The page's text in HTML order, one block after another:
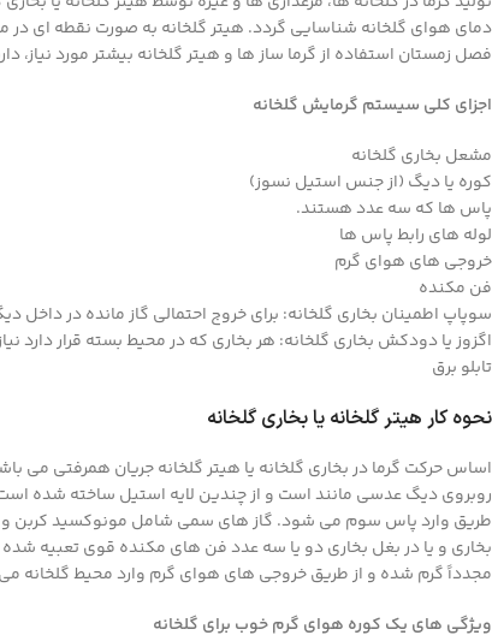
دمای هوای گلخانه شناسایی گردد. هیتر گلخانه به صورت نقطه ای
فصل زمستان استفاده از گرما ساز ها و هیتر گلخانه بیشتر مورد
اجزای کلی سیستم گرمایش گلخانه
مشعل بخاری گلخانه
کوره یا دیگ (از جنس استیل نسوز)
پاس ها که سه عدد هستند.
لوله های رابط پاس ها
خروجی های هوای گرم
فن مکنده
سوپاپ اطمینان بخاری گلخانه: برای خروج احتمالی گاز مانده در داخل
اگزوز یا دودکش بخاری گلخانه: هر بخاری که در محیط بسته قرار
تابلو برق
نحوه کار هیتر گلخانه یا بخاری گلخانه
اساس حرکت گرما در بخاری گلخانه یا هیتر گلخانه جریان همرفتی می
روبروی دیگ عدسی مانند است و از چندین لایه استیل ساخته شده
طریق وارد پاس سوم می شود. گاز های سمی شامل مونوکسید کربن و دی
بخاری و یا در بغل بخاری دو یا سه عدد فن های مکنده قوی تعبیه
مجدداً گرم شده و از طریق خروجی های هوای گرم وارد محیط گلخانه
ویژگی های یک کوره هوای گرم خوب برای گلخانه